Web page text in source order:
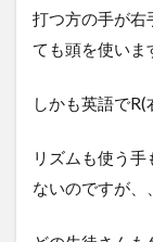
打つ方の手が右
ても頭を使いま
しかも英語で
リズムも使う
ないのですが、、